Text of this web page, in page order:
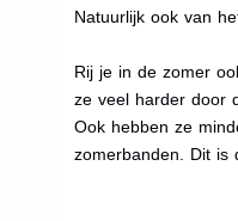
Natuurlijk ook van
Rij je in de zomer
ze veel harder door
Ook hebben ze
zomerbanden. Dit is